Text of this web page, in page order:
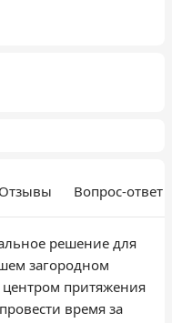
Отзывы Вопрос-ответ
решение для
загородном
притяжения
время за